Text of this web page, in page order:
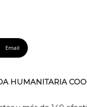
Email
HUMANITARIA